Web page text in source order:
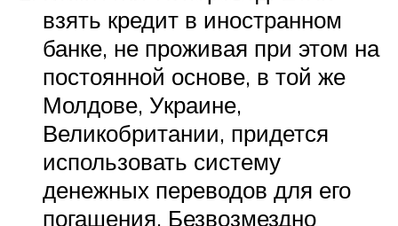
взять кредит в иностранном
банке, не проживая при этом на
постоянной основе, в той же
Молдове, Украине,
Великобритании, придется
использовать систему
денежных переводов для его
погашения. Безвозмездно